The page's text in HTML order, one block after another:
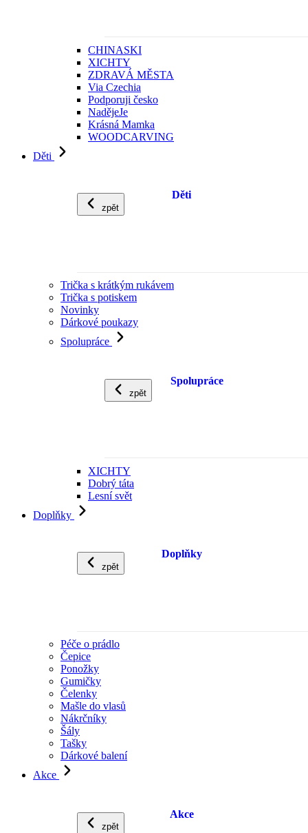
CHINASKI
XICHTY
ZDRAVÁ MĚSTA
Via Czechia
Podporuji česko
NadějeJe
Krásná Mamka
WOODCARVING
Děti
zpět
Děti
Trička s krátkým rukávem
Trička s potiskem
Novinky
Dárkové poukazy
Spolupráce
zpět
Spolupráce
XICHTY
Dobrý táta
Lesní svět
Doplňky
zpět
Doplňky
Péče o prádlo
Čepice
Ponožky
Gumičky
Čelenky
Mašle do vlasů
Nákrčníky
Šály
Tašky
Dárkové balení
Akce
zpět
Akce